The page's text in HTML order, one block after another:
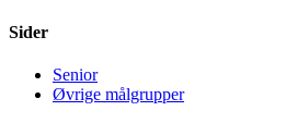
Sider
Senior
Øvrige målgrupper